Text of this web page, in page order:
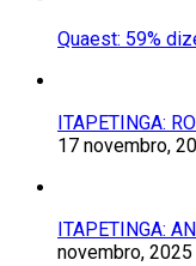
Quaest: 59%
ITAPETINGA:
17 novembro,
ITAPETINGA:
novembro, 2025